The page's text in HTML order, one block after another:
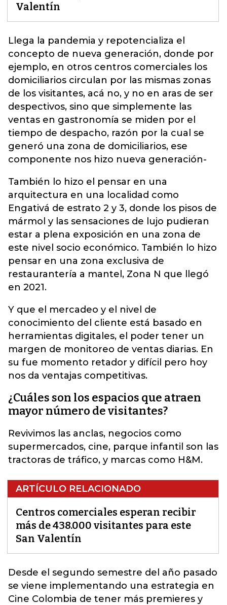
Valentín
Llega la pandemia y repotencializa el
concepto de nueva generación, donde por
ejemplo, en otros centros comerciales los
domiciliarios circulan por las mismas zonas
de los visitantes, acá no, y no en aras de ser
despectivos, sino que simplemente las
ventas en gastronomía se miden por el
tiempo de despacho, razón por la cual se
generó una zona de domiciliarios, ese
componente nos hizo nueva generación-
También lo hizo el pensar en una
arquitectura en una localidad como
Engativá de estrato 2 y 3, donde los pisos de
mármol y las sensaciones de lujo pudieran
estar a plena exposición en una zona de
este nivel socio económico. También lo hizo
pensar en una zona exclusiva de
restaurantería a mantel, Zona N que llegó
en 2021.
Y que el mercadeo y el nivel de
conocimiento del cliente está basado en
herramientas digitales, el poder tener un
margen de monitoreo de ventas diarias. En
su fue momento retador y difícil pero hoy
nos da ventajas competitivas.
¿Cuáles son los espacios que atraen
mayor número de visitantes?
Revivimos las anclas, negocios como
supermercados, cine, parque infantil son las
tractoras de tráfico, y marcas como H&M.
ARTÍCULO RELACIONADO
Centros comerciales esperan recibir
más de 438.000 visitantes para este
San Valentín
Desde el segundo semestre del año pasado
se viene implementando una estrategia en
Cine Colombia de tener más premieres y